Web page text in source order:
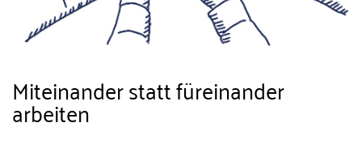
Miteinander statt füreinander
arbeiten